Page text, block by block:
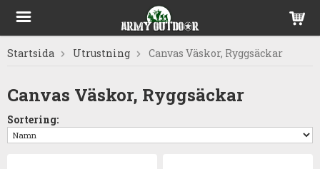
Startsida Utrustning Canvas Väskor, Ryggsäckar
Canvas Väskor, Ryggsäckar
Sortering: